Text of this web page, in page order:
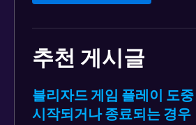
추천 게시글
블리자드 게임 플레이 도
시작되거나 종료되는 경우